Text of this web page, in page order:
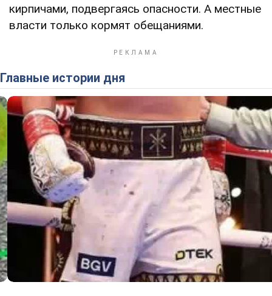
кирпичами, подвергаясь опасности. А местные
власти только кормят обещаниями.
Главные истории дня